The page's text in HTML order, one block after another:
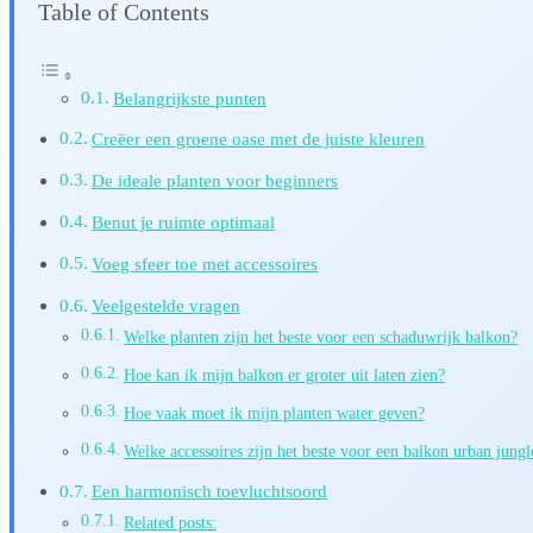
Table of Contents
Belangrijkste punten
Creëer een groene oase met de juiste kleuren
De ideale planten voor beginners
Benut je ruimte optimaal
Voeg sfeer toe met accessoires
Veelgestelde vragen
Welke planten zijn het beste voor een schaduwrijk balkon?
Hoe kan ik mijn balkon er groter uit laten zien?
Hoe vaak moet ik mijn planten water geven?
Welke accessoires zijn het beste voor een balkon urban
Een harmonisch toevluchtsoord
Related posts: